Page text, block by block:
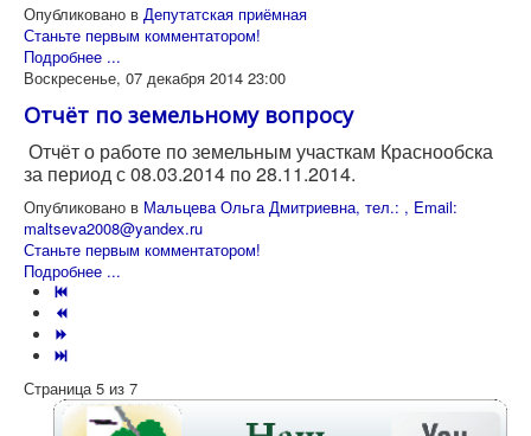
Опубликовано в Депутатская приёмная
Станьте первым комментатором!
Подробнее ...
Воскресенье, 07 декабря 2014 23:00
Отчёт по земельному вопросу
Отчёт о работе по земельным участкам Краснообска
за период с 08.03.2014 по 28.11.2014.
Опубликовано в Мальцева Ольга Дмитриевна, тел.: , Email:
maltseva2008@yandex.ru
Станьте первым комментатором!
Подробнее ...
Страница 5 из 7